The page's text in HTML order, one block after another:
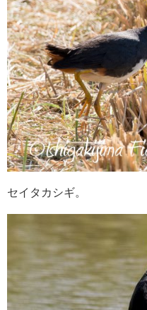
セイタカシギ。